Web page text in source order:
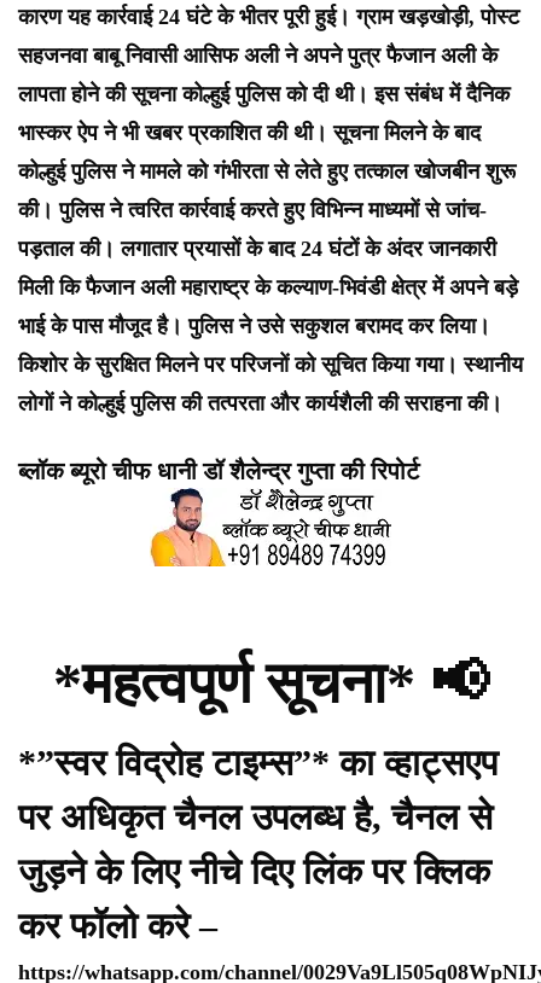
कारण यह कार्रवाई 24 घंटे के भीतर पूरी हुई। ग्राम खड़खोड़ी, पोस्ट
सहजनवा बाबू निवासी आसिफ अली ने अपने पुत्र फैजान अली के
लापता होने की सूचना कोल्हुई पुलिस को दी थी। इस संबंध में दैनिक
भास्कर ऐप ने भी खबर प्रकाशित की थी। सूचना मिलने के बाद
कोल्हुई पुलिस ने मामले को गंभीरता से लेते हुए तत्काल खोजबीन शुरू
की। पुलिस ने त्वरित कार्रवाई करते हुए विभिन्न माध्यमों से जांच-
पड़ताल की। लगातार प्रयासों के बाद 24 घंटों के अंदर जानकारी
मिली कि फैजान अली महाराष्ट्र के कल्याण-भिवंडी क्षेत्र में अपने बड़े
भाई के पास मौजूद है। पुलिस ने उसे सकुशल बरामद कर लिया।
किशोर के सुरक्षित मिलने पर परिजनों को सूचित किया गया। स्थानीय
लोगों ने कोल्हुई पुलिस की तत्परता और कार्यशैली की सराहना की।
ब्लॉक ब्यूरो चीफ धानी डॉ शैलेन्द्र गुप्ता की रिपोर्ट
*महत्वपूर्ण सूचना* 📢
*”स्वर विद्रोह टाइम्स”* का व्हाट्सएप
पर अधिकृत चैनल उपलब्ध है, चैनल से
जुड़ने के लिए नीचे दिए लिंक पर क्लिक
कर फॉलो करे –
https://whatsapp.com/channel/